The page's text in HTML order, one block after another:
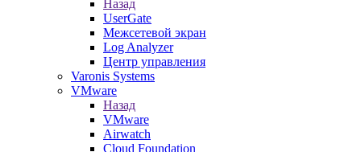
Назад
UserGate
Межсетевой экран
Log Analyzer
Центр управления
Varonis Systems
VMware
Назад
VMware
Airwatch
Cloud Foundation